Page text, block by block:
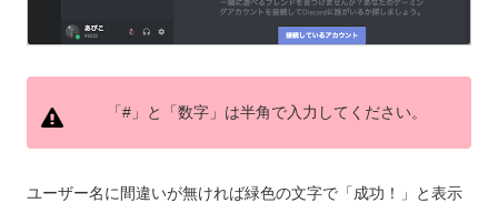
「#」と「数字」は半角で入力してください。
ユーザー名に間違いが無ければ緑色の文字で「成功！」と表示